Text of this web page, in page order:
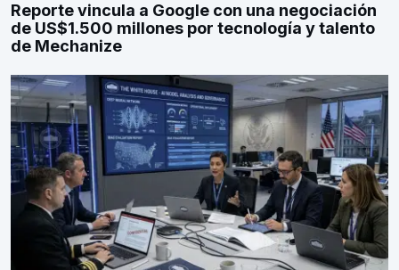
Reporte vincula a Google con una negociación
de US$1.500 millones por tecnología y talento
de Mechanize